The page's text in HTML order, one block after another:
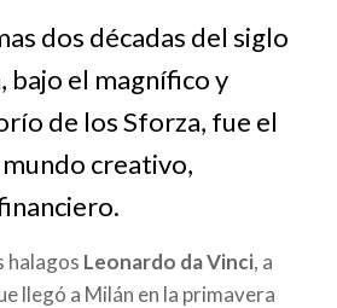
dos décadas del siglo
bajo el magnífico y
de los Sforza, fue el
creativo,
halagos Leonardo da Vinci, a
llegó a Milán en la primavera